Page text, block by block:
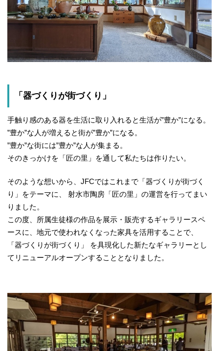
「器づくりが街づくり」
手触り感のある器を生活に取り入れると生活が”豊か”になる。
”豊か”な人が増えると街が”豊か”になる。
”豊か”な街には”豊か”な人が集まる。
そのきっかけを「匠の里」を通して私たちは作りたい。
そのような想いから、JFCではこれまで「器づくりが街づく
り」をテーマに、 射水市陶房「匠の里」の運営を行ってまい
りました。
この度、所属生徒様の作品を展示・販売するギャラリースペ
ースに、地元で使われなくなった家具を活用することで、
「器づくりが街づくり」 を具現化した新たなギャラリーとし
てリニューアルオープンすることとなりました。